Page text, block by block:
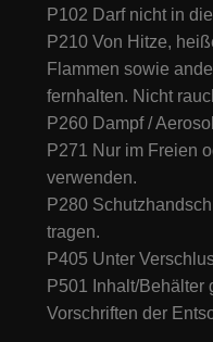
P102 Darf nicht in
P210 Von Hitze,
Flammen sowie
fernhalten. Nicht
P260 Dampf /
P271 Nur im Freien
verwenden.
P280
tragen.
P405 Unter
P501 Inhalt/
Vorschriften der